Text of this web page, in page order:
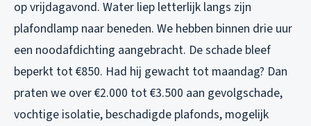
op vrijdagavond. Water liep letterlijk langs zijn
plafondlamp naar beneden. We hebben binnen drie uur
een noodafdichting aangebracht. De schade bleef
beperkt tot €850. Had hij gewacht tot maandag? Dan
praten we over €2.000 tot €3.500 aan gevolgschade,
vochtige isolatie, beschadigde plafonds, mogelijk